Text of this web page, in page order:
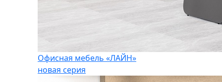
Офисная мебель «ЛАЙН»
новая серия